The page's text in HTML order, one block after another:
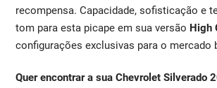
recompensa. Capacidade, sofisticação e
tom para esta picape em sua versão High
configurações exclusivas para o mercado
Quer encontrar a sua Chevrolet Silverado